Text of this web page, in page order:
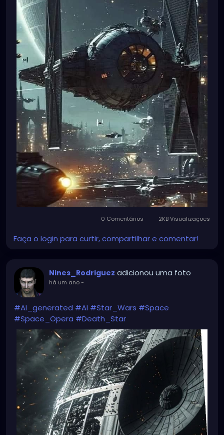
0 Comentários 2KB Visualizações
Faça o login para curtir, compartilhar e comentar!
Nines_Rodriguez adicionou uma foto
há um ano-
#AI_generated #AI #Star_Wars #Space
#Space_Opera #Death_Star